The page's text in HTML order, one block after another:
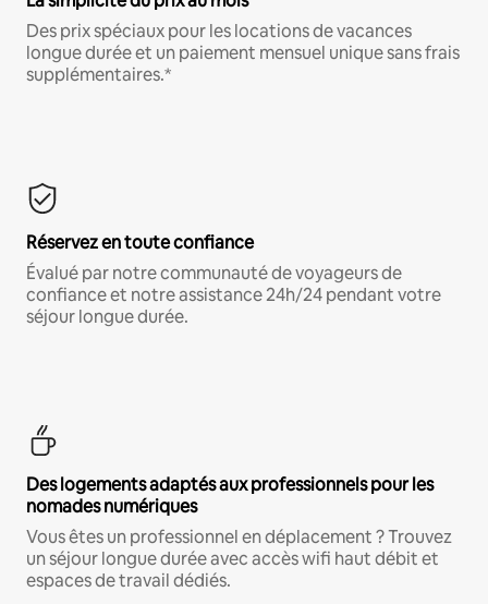
Des prix spéciaux pour les locations de vacances
longue durée et un paiement mensuel unique sans frais
supplémentaires.*
Réservez en toute confiance
Évalué par notre communauté de voyageurs de
confiance et notre assistance 24h/24 pendant votre
séjour longue durée.
Des logements adaptés aux professionnels pour les
nomades numériques
Vous êtes un professionnel en déplacement ? Trouvez
un séjour longue durée avec accès wifi haut débit et
espaces de travail dédiés.